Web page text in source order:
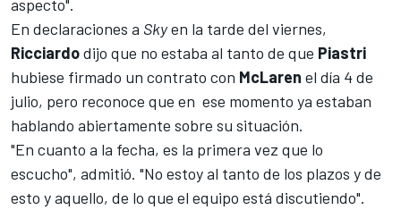
aspecto".
En declaraciones a Skyen la tarde del viernes,
Ricciardodijo que no estaba al tanto de que Piastri
hubiese firmado un contrato con McLaren el día 4 de
julio, pero reconoce que en ese momento ya estaban
hablando abiertamente sobre su situación.
"En cuanto a la fecha, es la primera vez que lo
escucho", admitió. "No estoy al tanto de los plazos y de
esto y aquello, de lo que el equipo está discutiendo".